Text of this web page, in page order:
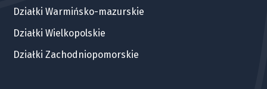
Działki Warmińsko-mazurskie
Działki Wielkopolskie
Działki Zachodniopomorskie